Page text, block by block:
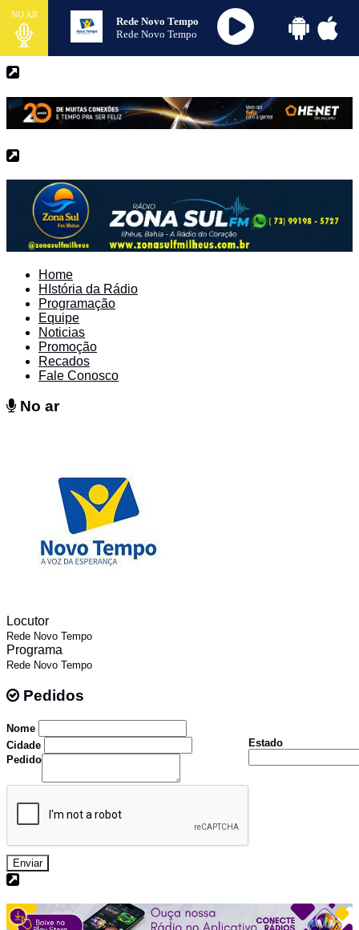
NO AR
Rede Novo Tempo
Rede Novo Tempo
Home
HIstória da Rádio
Programação
Equipe
Noticias
Promoção
Recados
Fale Conosco
No ar
Locutor
Rede Novo Tempo
Programa
Rede Novo Tempo
Pedidos
Nome
Cidade
Estado
Pedido
Enviar